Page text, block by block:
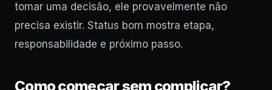
tomar uma decisão, ele provavelmente não
precisa existir. Status bom mostra etapa,
responsabilidade e próximo passo.
Como começar sem complicar?